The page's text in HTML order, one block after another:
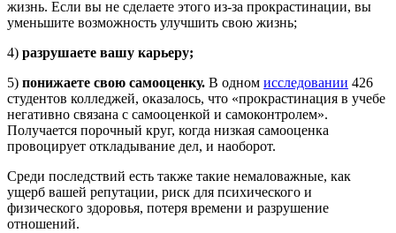
жизнь. Если вы не сделаете этого из-за прокрастинации, вы
уменьшите возможность улучшить свою жизнь;
4) разрушаете вашу карьеру;
5) понижаете свою самооценку. В одном исследовании 426
студентов колледжей, оказалось, что «прокрастинация в учебе
негативно связана с самооценкой и самоконтролем».
Получается порочный круг, когда низкая самооценка
провоцирует откладывание дел, и наоборот.
Среди последствий есть также такие немаловажные, как
ущерб вашей репутации, риск для психического и
физического здоровья, потеря времени и разрушение
отношений.